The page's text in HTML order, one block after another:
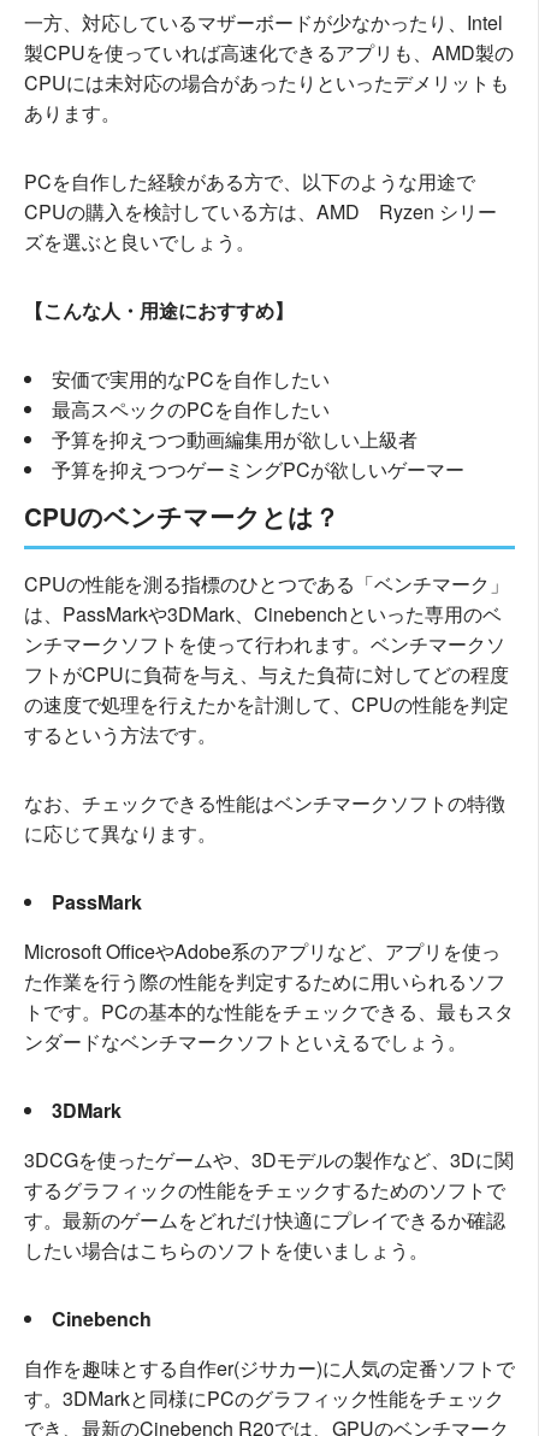
一方、対応しているマザーボードが少なかったり、Intel
製CPUを使っていれば高速化できるアプリも、AMD製の
CPUには未対応の場合があったりといったデメリットも
あります。
PCを自作した経験がある方で、以下のような用途で
CPUの購入を検討している方は、AMD Ryzen シリー
ズを選ぶと良いでしょう。
【こんな人・用途におすすめ】
安価で実用的なPCを自作したい
最高スペックのPCを自作したい
予算を抑えつつ動画編集用が欲しい上級者
予算を抑えつつゲーミングPCが欲しいゲーマー
CPUのベンチマークとは？
CPUの性能を測る指標のひとつである「ベンチマーク」
は、PassMarkや3DMark、Cinebenchといった専用のベ
ンチマークソフトを使って行われます。ベンチマークソ
フトがCPUに負荷を与え、与えた負荷に対してどの程度
の速度で処理を行えたかを計測して、CPUの性能を判定
するという方法です。
なお、チェックできる性能はベンチマークソフトの特徴
に応じて異なります。
PassMark
Microsoft OfficeやAdobe系のアプリなど、アプリを使っ
た作業を行う際の性能を判定するために用いられるソフ
トです。PCの基本的な性能をチェックできる、最もスタ
ンダードなベンチマークソフトといえるでしょう。
3DMark
3DCGを使ったゲームや、3Dモデルの製作など、3Dに関
するグラフィックの性能をチェックするためのソフトで
す。最新のゲームをどれだけ快適にプレイできるか確認
したい場合はこちらのソフトを使いましょう。
Cinebench
自作を趣味とする自作er(ジサカー)に人気の定番ソフトで
す。3DMarkと同様にPCのグラフィック性能をチェック
でき、最新のCinebench R20では、GPUのベンチマーク